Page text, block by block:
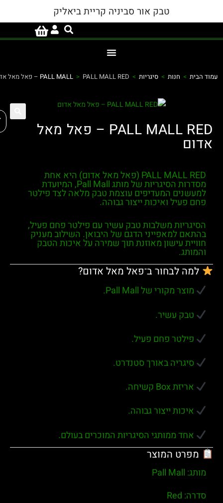
טבק אור סביניה קריית ביאליק
הבית > חנות > סיגריות >
PALL MALL > PALL MALL RED – פאל מאל אדום
PALL MALL RED – פאל מאל
אדום
PALL MALL RED (פאל מאל אדום) היא אחת
מסדרות הסיגריות של מותגPall Mall, המיועדת
למעשנים המעדיפים עוצמת טבק מלאה לצד פילטר
פחם פעיל ואיכות ייצור גבוהה.
הסיגריות משלבותטבק עשירעםפילטר פחם פעיל,
בהתאם למאפייני הדגם של היבואן. השילוב מעניק
חוויית עישון מאוזנת תוך שמירה על איכות הטבק
והמותג.
למה לבחור ב־פאל מאל אדום?
מוצר מקורי של Pall Mall.
טבק עשיר.
פילטר פחם פעיל.
סיגריה באורך סטנדרט.
אריזת Box קשיחה.
איכות ייצור גבוהה.
אחד ממותגי הסיגריות המוכרים בעולם.
מפרט המוצר
מותג:Pall Mall
סדרה:Red